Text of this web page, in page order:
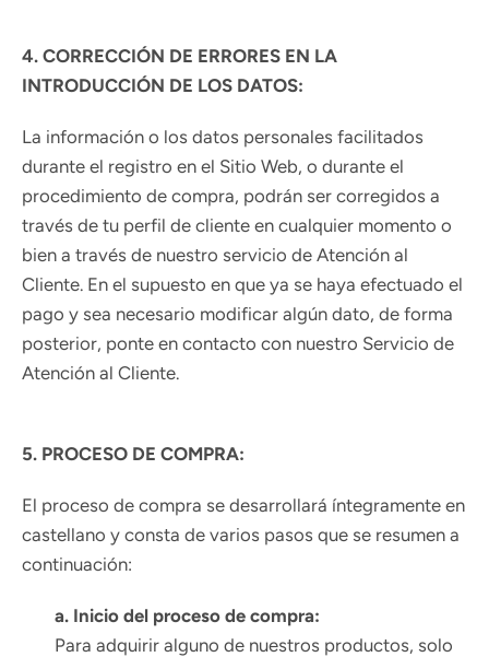
4. CORRECCIÓN DE ERRORES EN LA
INTRODUCCIÓN DE LOS DATOS:
La información o los datos personales facilitados
durante el registro en el Sitio Web, o durante el
procedimiento de compra, podrán ser corregidos a
través de tu perfil de cliente en cualquier momento o
bien a través de nuestro servicio de Atención al
Cliente. En el supuesto en que ya se haya efectuado el
pago y sea necesario modificar algún dato, de forma
posterior, ponte en contacto con nuestro Servicio de
Atención al Cliente.
5. PROCESO DE COMPRA:
El proceso de compra se desarrollará íntegramente en
castellano y consta de varios pasos que se resumen a
continuación:
a. Inicio del proceso de compra:
Para adquirir alguno de nuestros productos, solo